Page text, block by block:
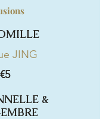
JING
€5
&